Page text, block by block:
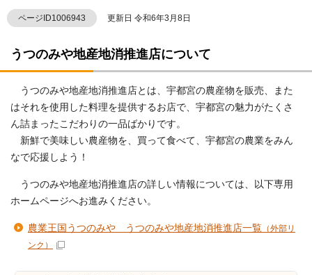
ページID1006943 更新日 令和6年3月8日
うつのみや地産地消推進店について
うつのみや地産地消推進店とは、宇都宮の農産物を販売、また
はそれを使用した料理を提供するお店で、宇都宮の魅力がたくさ
ん詰まったこだわりの一品ばかりです。
新鮮で美味しい農産物を、買って食べて、宇都宮の農業をみん
なで応援しよう！
うつのみや地産地消推進店の詳しい情報については、以下専用
ホームページへお進みください。
農業王国うつのみや うつのみや地産地消推進店一覧 （外部リ
ンク）